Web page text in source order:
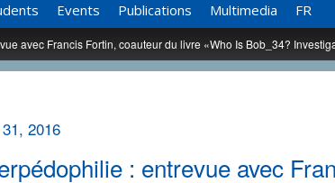
Events Publications Multimedia FR
avec Francis Fortin, coauteur du livre «Who Is Bob_34?
2016
: entrevue avec